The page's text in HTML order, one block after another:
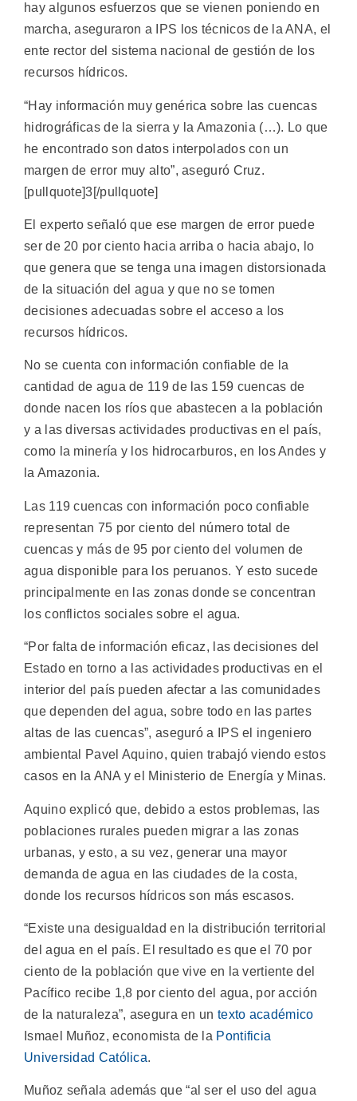
hay algunos esfuerzos que se vienen poniendo en
marcha, aseguraron a IPS los técnicos de la ANA, el
ente rector del sistema nacional de gestión de los
recursos hídricos.
“Hay información muy genérica sobre las cuencas
hidrográficas de la sierra y la Amazonia (…). Lo que
he encontrado son datos interpolados con un
margen de error muy alto”, aseguró Cruz.
[pullquote]3[/pullquote]
El experto señaló que ese margen de error puede
ser de 20 por ciento hacia arriba o hacia abajo, lo
que genera que se tenga una imagen distorsionada
de la situación del agua y que no se tomen
decisiones adecuadas sobre el acceso a los
recursos hídricos.
No se cuenta con información confiable de la
cantidad de agua de 119 de las 159 cuencas de
donde nacen los ríos que abastecen a la población
y a las diversas actividades productivas en el país,
como la minería y los hidrocarburos, en los Andes y
la Amazonia.
Las 119 cuencas con información poco confiable
representan 75 por ciento del número total de
cuencas y más de 95 por ciento del volumen de
agua disponible para los peruanos. Y esto sucede
principalmente en las zonas donde se concentran
los conflictos sociales sobre el agua.
“Por falta de información eficaz, las decisiones del
Estado en torno a las actividades productivas en el
interior del país pueden afectar a las comunidades
que dependen del agua, sobre todo en las partes
altas de las cuencas”, aseguró a IPS el ingeniero
ambiental Pavel Aquino, quien trabajó viendo estos
casos en la ANA y el Ministerio de Energía y Minas.
Aquino explicó que, debido a estos problemas, las
poblaciones rurales pueden migrar a las zonas
urbanas, y esto, a su vez, generar una mayor
demanda de agua en las ciudades de la costa,
donde los recursos hídricos son más escasos.
“Existe una desigualdad en la distribución territorial
del agua en el país. El resultado es que el 70 por
ciento de la población que vive en la vertiente del
Pacífico recibe 1,8 por ciento del agua, por acción
de la naturaleza”, asegura en un texto académico
Ismael Muñoz, economista de la Pontificia
Universidad Católica.
Muñoz señala además que “al ser el uso del agua